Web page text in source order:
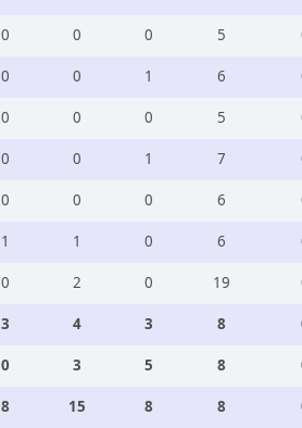
0 0 0 5
0 0 1 6
0 0 0 5
0 0 1 7
0 0 0 6
1 1 0 6
0 2 0 19
3 4 3 8
0 3 5 8
8 15 8 8